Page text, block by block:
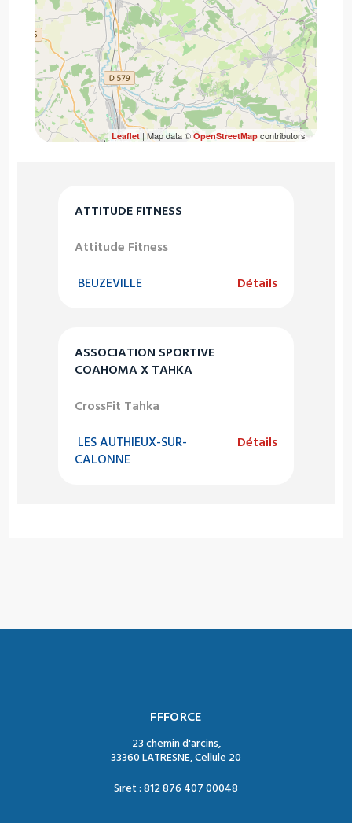
ATTITUDE FITNESS
Attitude Fitness
BEUZEVILLE Détails
ASSOCIATION SPORTIVE
COAHOMA X TAHKA
CrossFit Tahka
LES AUTHIEUX-SUR-
CALONNE
Détails
Leaflet| Map data © OpenStreetMapcontributors
FFFORCE
23 chemin d'arcins,
33360 LATRESNE, Cellule 20
Siret : 812 876 407 00048